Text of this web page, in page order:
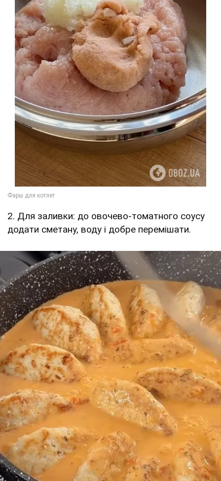
2. Для заливки: до овочево-томатного соусу
додати сметану, воду і добре перемішати.